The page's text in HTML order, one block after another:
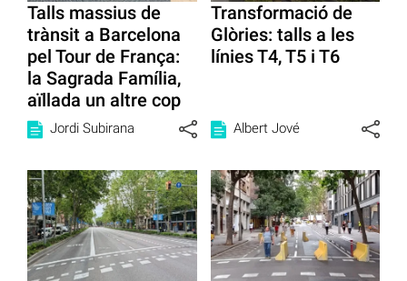
Talls massius de
trànsit a Barcelona
pel Tour de França:
la Sagrada Família,
aïllada un altre cop
Jordi Subirana
Transformació de
Glòries: talls a les
línies T4, T5 i T6
Albert Jové